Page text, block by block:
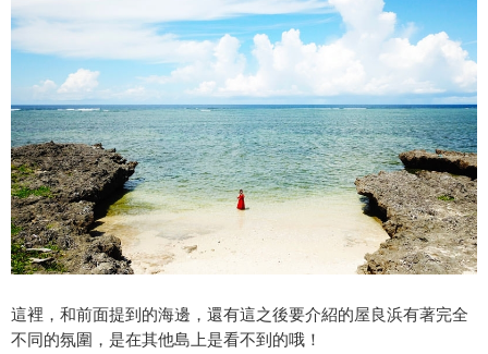
這裡，和前面提到的海邊，還有這之後要介紹的屋良浜有著完全
不同的氛圍，是在其他島上是看不到的哦！